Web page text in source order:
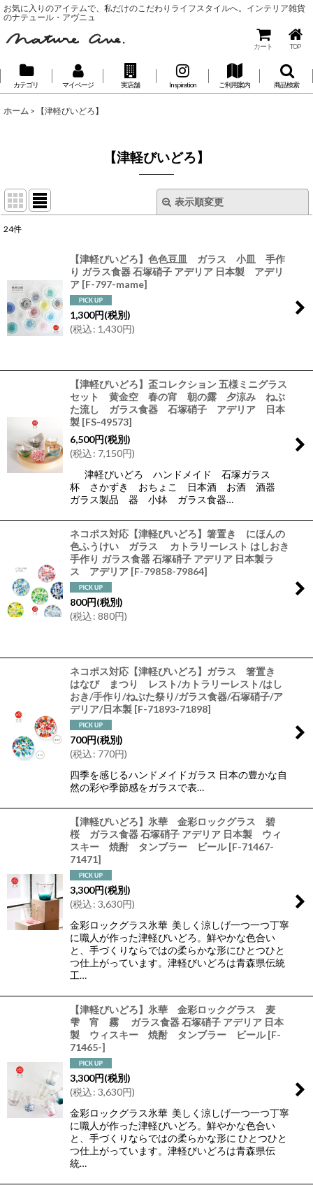
お気に入りのアイテムで、私だけのこだわりライフスタイルへ。インテリア雑貨
のナテュール・アヴニュ
カート TOP
カテゴリ マイページ 実店舗 Inspiration ご利用案内 商品検索
ホーム > 【津軽びいどろ】
【津軽びいどろ】
表示順変更
並び順 :
24件
【津軽びいどろ】色色豆皿 ガラス 小皿 手作
り ガラス食器 石塚硝子 アデリア 日本製 アデリ
ア [F-797-mame]
1,300円(税別)
(税込: 1,430円)
【津軽びいどろ】盃コレクション 五様ミニグラス
セット 黄金空 春の宵 朝の露 夕涼み ねぶ
た流し ガラス食器 石塚硝子 アデリア 日本
製 [FS-49573]
6,500円(税別)
(税込: 7,150円)
津軽びいどろ ハンドメイド 石塚ガラス
杯 さかずき おちょこ 日本酒 お酒 酒器
ガラス製品 器 小鉢 ガラス食器…
ネコポス対応【津軽びいどろ】箸置き にほんの
色ふうけい ガラス カトラリーレスト はしおき
手作り ガラス食器 石塚硝子 アデリア 日本製ラ
ス アデリア [F-79858-79864]
800円(税別)
(税込: 880円)
ネコポス対応【津軽びいどろ】ガラス 箸置き
はなび まつり レスト/カトラリーレスト/はし
おき/手作り/ねぶた祭り/ガラス食器/石塚硝子/ア
デリア/日本製 [F-71893-71898]
700円(税別)
(税込: 770円)
四季を感じるハンドメイドガラス 日本の豊かな自
然の彩や季節感をガラスで表…
【津軽びいどろ】氷華 金彩ロックグラス 碧
桜 ガラス食器 石塚硝子 アデリア 日本製 ウィ
スキー 焼酎 タンブラー ビール [F-71467-
71471]
3,300円(税別)
(税込: 3,630円)
金彩ロックグラス氷華 美しく涼しげ一つ一つ丁寧
に職人が作った津軽びいどろ。鮮やかな色合い
と、手づくりならではの柔らかな形にひとつひと
つ仕上がっています。津軽びいどろは青森県伝統
工…
【津軽びいどろ】氷華 金彩ロックグラス 麦
雫 宵 霧 ガラス食器 石塚硝子 アデリア 日本
製 ウィスキー 焼酎 タンブラー ビール [F-
71465-]
3,300円(税別)
(税込: 3,630円)
金彩ロックグラス氷華 美しく涼しげ一つ一つ丁寧
に職人が作った津軽びいどろ。鮮やかな色合い
と、手づくりならではの柔らかな形に ひとつひと
つ仕上がっています。津軽びいどろは青森県伝
統…